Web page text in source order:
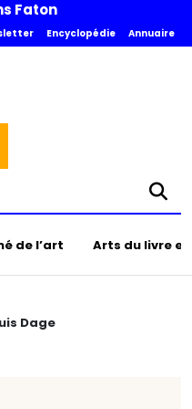
Faton
Encyclopédie Annuaire
de l’art Arts du livre
Dage